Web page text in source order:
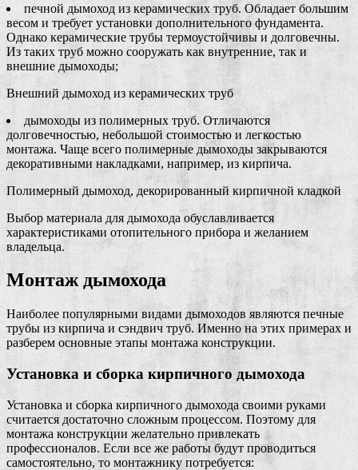
печной дымоход из керамических труб. Обладает большим
весом и требует установки дополнительного фундамента.
Однако керамические трубы термоустойчивы и долговечны.
Из таких труб можно сооружать как внутренние, так и
внешние дымоходы;
Внешний дымоход из керамических труб
дымоходы из полимерных труб. Отличаются
долговечностью, небольшой стоимостью и легкостью
монтажа. Чаще всего полимерные дымоходы закрываются
декоративными накладками, например, из кирпича.
Полимерный дымоход, декорированный кирпичной кладкой
Выбор материала для дымохода обуславливается
характеристиками отопительного прибора и желанием
владельца.
Монтаж дымохода
Наиболее популярными видами дымоходов являются печные
трубы из кирпича и сэндвич труб. Именно на этих примерах и
разберем основные этапы монтажа конструкции.
Установка и сборка кирпичного дымохода
Установка и сборка кирпичного дымохода своими руками
считается достаточно сложным процессом. Поэтому для
монтажа конструкции желательно привлекать
профессионалов. Если все же работы будут проводиться
самостоятельно, то монтажнику потребуется: